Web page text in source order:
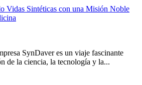
Vidas Sintéticas con una Misión Noble
SynDaver es un viaje fascinante
de la ciencia, la tecnología y la...